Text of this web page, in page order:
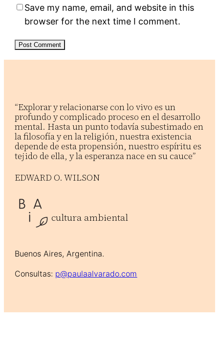
Save my name, email, and website in this
browser for the next time I comment.
“Explorar y relacionarse con lo vivo es un
profundo y complicado proceso en el desarrollo
mental. Hasta un punto todavía subestimado en
la filosofía y en la religión, nuestra existencia
depende de esta propensión, nuestro espíritu es
tejido de ella, y la esperanza nace en su cauce”
EDWARD O. WILSON
cultura ambiental
Buenos Aires, Argentina.
Consultas: p@paulaalvarado.com